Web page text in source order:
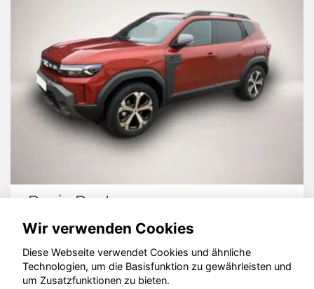
Dacia Duster
© konjunkturmotor.de GmbH 2020 - 2026
Wir verwenden Cookies
Diese Webseite verwendet Cookies und ähnliche
Technologien, um die Basisfunktion zu gewährleisten und
um Zusatzfunktionen zu bieten.